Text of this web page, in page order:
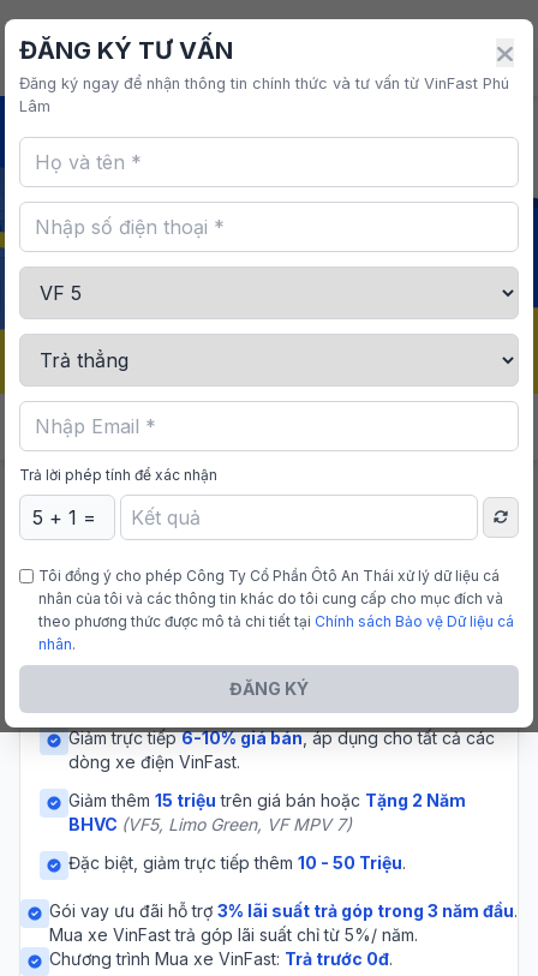
VINFAST PHÚ LÂM
497,260,000 VNĐ
VinFast VF 5
VF 5 là mẫu xe điện nhỏ gọn, phù hợp đi phố với thiết
kế trẻ trung và nội thất tiện nghi.
Giảm trực tiếp6-10% giá bán, áp dụng cho tất cả các
dòng xe điện VinFast.
Giảm thêm 15 triệu trên giá bán hoặc Tặng 2 Năm
BHVC (VF5, Limo Green, VF MPV 7)
Đặc biệt, giảm trực tiếp thêm 10 - 50 Triệu.
Gói vay ưu đãi hỗ trợ 3% lãi suất trả góp trong 3 năm đầu.
Mua xe VinFast trả góp lãi suất chỉ từ 5%/ năm.
Chương trình Mua xe VinFast: Trả trước 0đ.
ĐĂNG KÝ TƯ VẤN
Đăng ký ngay để nhận thông tin chính thức và tư vấn từ VinFast Phú
Lâm
Trả lời phép tính để xác nhận
Tôi đồng ý cho phép Công Ty Cổ Phần Ôtô An Thái xử lý dữ liệu cá
nhân của tôi và các thông tin khác do tôi cung cấp cho mục đích và
theo phương thức được mô tả chi tiết tại Chính sách Bảo vệ Dữ liệu cá
nhân.
ĐĂNG KÝ